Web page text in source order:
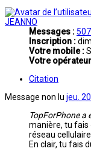
JEANNO
Messages :507
Inscription :
Votre mobile :
Votre
Citation
Message non lu jeu.
TopForPhone a
manière, tu fais
réseau
En clair, tu fais